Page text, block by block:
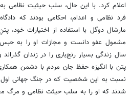
اعلام کرد. با این حال، سلب حیثیت نظامی
فرد نظامی و اعدام، احکامی بودند که
پتن با انگیزه حفظ جان مردم با دشمن
نسبت به این شخصیت که در جنگ جهانی اول،
شدند که او را به سلب حیثت نظامی و مرگ